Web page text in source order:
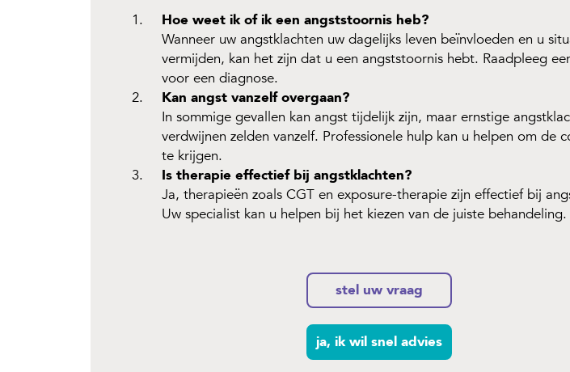
Hoe weet ik of ik een angststoornis heb?
Wanneer uw angstklachten uw dagelijks leven beïnvloeden en u
vermijden, kan het zijn dat u een angststoornis hebt. Raadpleeg
voor een diagnose.
Kan angst vanzelf overgaan?
In sommige gevallen kan angst tijdelijk zijn, maar ernstige
verdwijnen zelden vanzelf. Professionele hulp kan u helpen om de
te krijgen.
Is therapie effectief bij angstklachten?
Ja, therapieën zoals CGT en exposure-therapie zijn effectief bij
Uw specialist kan u helpen bij het kiezen van de juiste behandeling.
stel uw vraag
ja, ik wil snel advies